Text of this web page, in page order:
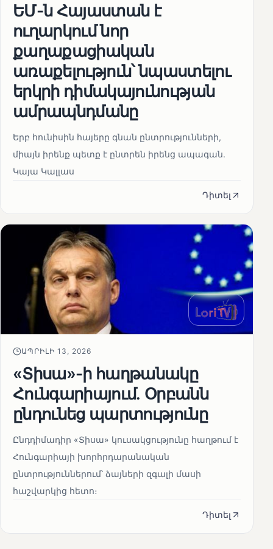
ԵՄ-ն Հայաստան է
ուղարկում նոր
քաղաքացիական
առաքելություն՝ նպաստելու
երկրի դիմակայունության
ամրապնդմանը
Երբ հունիսին հայերը գնան ընտրությունների,
միայն իրենք պետք է ընտրեն իրենց ապագան.
Կայա Կալլաս
Դիտել
ԱՊՐԻԼԻ 13, 2026
«Տիսա»-ի հաղթանակը
Հունգարիայում․ Օրբանն
ընդունեց պարտությունը
Ընդդիմադիր «Տիսա» կուսակցությունը հաղթում է
Հունգարիայի խորհրդարանական
ընտրություններում՝ ձայների զգալի մասի
հաշվարկից հետո։
Դիտել